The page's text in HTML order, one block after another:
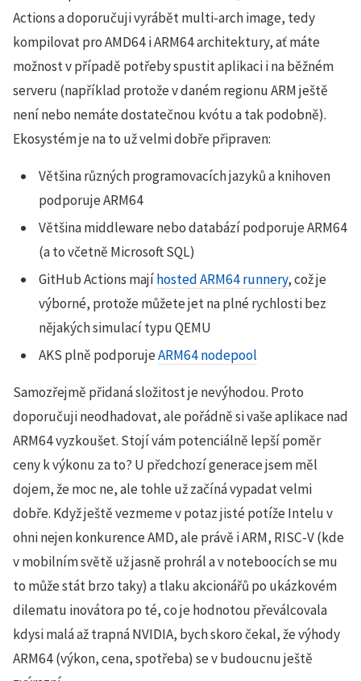
Actions a doporučuji vyrábět multi-arch image, tedy
kompilovat pro AMD64 i ARM64 architektury, ať máte
možnost v případě potřeby spustit aplikaci i na běžném
serveru (například protože v daném regionu ARM ještě
není nebo nemáte dostatečnou kvótu a tak podobně).
Ekosystém je na to už velmi dobře připraven:
Většina různých programovacích jazyků a knihoven
podporuje ARM64
Většina middleware nebo databází podporuje ARM64
(a to včetně Microsoft SQL)
GitHub Actions majíhosted ARM64 runnery, což je
výborné, protože můžete jet na plné rychlosti bez
nějakých simulací typu QEMU
AKS plně podporujeARM64 nodepool
Samozřejmě přidaná složitost je nevýhodou. Proto
doporučuji neodhadovat, ale pořádně si vaše aplikace nad
ARM64 vyzkoušet. Stojí vám potenciálně lepší poměr
ceny k výkonu za to? U předchozí generace jsem měl
dojem, že moc ne, ale tohle už začíná vypadat velmi
dobře. Když ještě vezmeme v potaz jisté potíže Intelu v
ohni nejen konkurence AMD, ale právě i ARM, RISC-V (kde
v mobilním světě už jasně prohrál a v noteboocích se mu
to může stát brzo taky) a tlaku akcionářů po ukázkovém
dilematu inovátora po té, co je hodnotou převálcovala
kdysi malá až trapná NVIDIA, bych skoro čekal, že výhody
ARM64 (výkon, cena, spotřeba) se v budoucnu ještě